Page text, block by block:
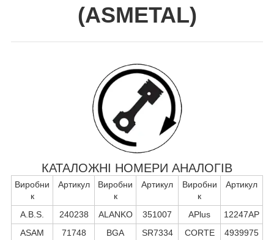
(ASMETAL)
КАТАЛОЖНІ НОМЕРИ АНАЛОГІВ
Виробни
к
Артикул
Виробни
к
Артикул
Виробни
к
Артикул
A.B.S. 240238 ALANKO 351007 APlus
12247AP
ASAM
71748 BGA SR7334
CORTE
4939975